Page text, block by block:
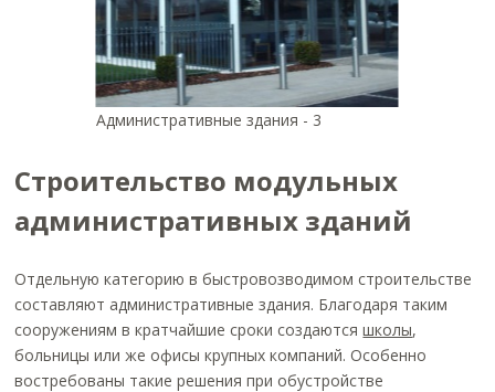
Административные здания - 3
Строительство модульных
административных зданий
Отдельную категорию в быстровозводимом строительстве
составляют административные здания. Благодаря таким
сооружениям в кратчайшие сроки создаютсяшколы,
больницы или же офисы крупных компаний. Особенно
востребованы такие решения при обустройстве